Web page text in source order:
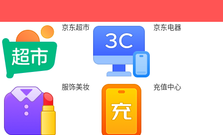
京东超市 京东电器
服饰美妆 充值中心